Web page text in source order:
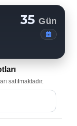
35Gün
satılmaktadır.